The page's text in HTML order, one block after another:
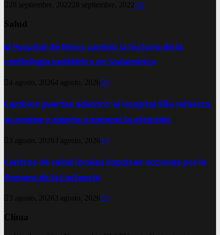
28 septiembre, 2022 28 septiembre, 2022 0
Salud
El Hospital de Niños cambió la historia de la
cardiología pediátrica en Sudamérica
4 agosto, 20264 agosto, 2026 0
Cambios puertas adentro: el Hospital Illia refuerza
su equipo y apunta a mejorar la atención
3 agosto, 2026 3 agosto, 2026 0
Centros de salud locales impulsan acciones por la
Semana de la Lactancia
3 agosto, 2026 3 agosto, 2026 0
Clima